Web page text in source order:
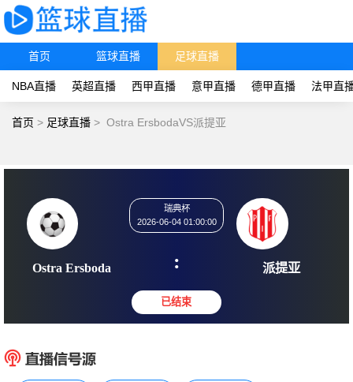
首页 篮球直播 足球直播
NBA直播 英超直播 西甲直播 意甲直播 德甲直播 法甲直
首页 > 足球直播 > Ostra ErsbodaVS派提亚
Ostra Ersboda
2026-06-04 01:00:00
: 派